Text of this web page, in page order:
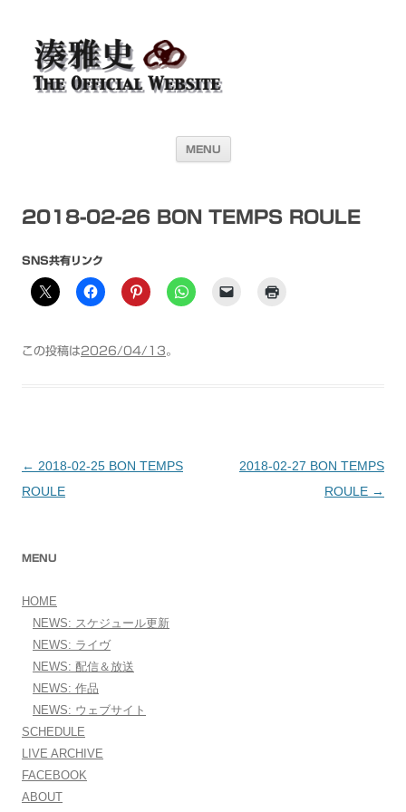
湊雅史オフィシャル・ウェブサイト＜
Masafumi Minato THE
OFFICIAL WEBSITE＞
ウェブサイトです
MENU
2018-02-26 BON TEMPS ROULE
SNS共有リンク
この投稿は2026/04/13。
投稿ナビゲーション
← 2018-02-25 BON TEMPS
ROULE
2018-02-27 BON TEMPS
ROULE →
MENU
HOME
NEWS: スケジュール更新
NEWS: ライヴ
NEWS: 配信＆放送
NEWS: 作品
NEWS: ウェブサイト
SCHEDULE
LIVE ARCHIVE
FACEBOOK
ABOUT